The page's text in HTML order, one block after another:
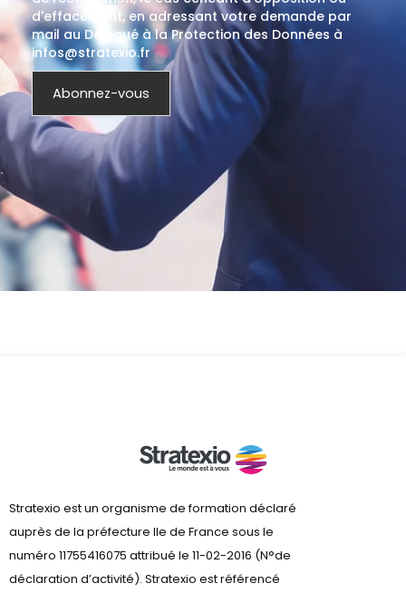
d'effacement, en adressant votre demande par
mail au Délégué à la Protection des Données à
infos@stratexio.fr
Stratexio est un organisme de formation déclaré
auprès de la préfecture lle de France sous le
numéro 11755416075 attribué le 11-02-2016 (N°de
déclaration d’activité). Stratexio est référencé